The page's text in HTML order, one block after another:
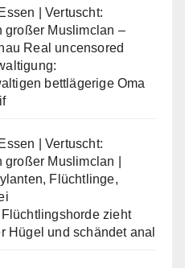
| Vertuscht:
großer Muslimclan –
Real uncensored
bettlägerige Oma
| Vertuscht:
Muslimclan |
Flüchtlinge,
zieht
Hügel und schändet anal